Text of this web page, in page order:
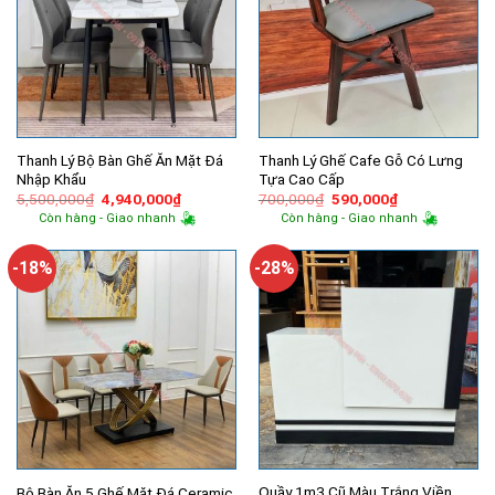
Thanh Lý Bộ Bàn Ghế Ăn Mặt Đá
Nhập Khẩu
5,500,000₫ Giá
gốc
là:
4,940,000₫Giá
hiện
tại
4,940,000₫.
Còn hàng - Giao nhanh
Thanh Lý Ghế Cafe Gỗ Có Lưng
Tựa Cao Cấp
700,000₫ Giá
gốc
là:
590,000₫Giá
hiện
tại
590,000₫.
Còn hàng - Giao nhanh
-18% -28%